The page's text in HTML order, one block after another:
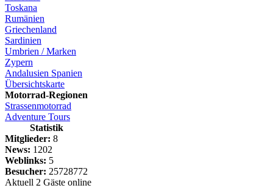
Toskana
Rumänien
Griechenland
Sardinien
Umbrien / Marken
Zypern
Andalusien Spanien
Übersichtskarte
Motorrad-Regionen
Strassenmotorrad
Adventure Tours
Statistik
Mitglieder: 8
News: 1202
Weblinks: 5
Besucher: 25728772
Aktuell 2 Gäste online